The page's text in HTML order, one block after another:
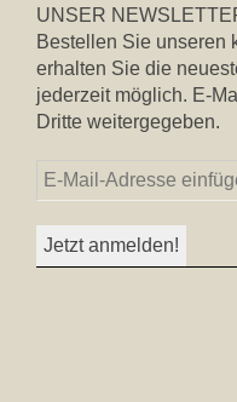
UNSER
Bestellen Sie unseren
erhalten Sie die
jederzeit möglich. E-
Dritte weitergegeben.